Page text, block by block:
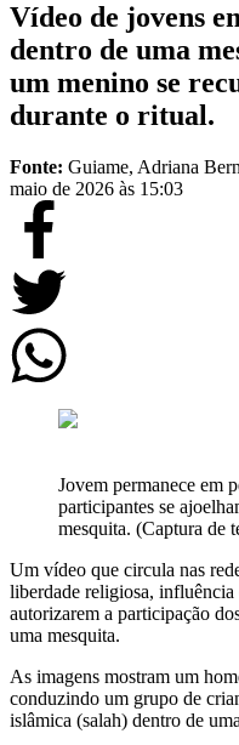
Vídeo de jovens
dentro de uma
um menino se
durante o ritual.
Fonte: Guiame, Adriana
maio de 2026 às 15:03
Jovem permanece em
participantes se
mesquita. (Captura de
Um vídeo que circula nas
liberdade religiosa,
autorizarem a participação
uma mesquita.
As imagens mostram um
conduzindo um grupo de
islâmica (salah) dentro de